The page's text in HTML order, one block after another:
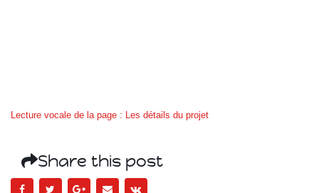
Lecture vocale de la page : Les détails du projet
Share this post